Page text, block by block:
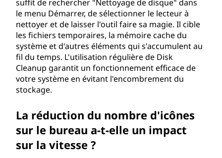
suffit de rechercher "Nettoyage de disque" dans
le menu Démarrer, de sélectionner le lecteur à
nettoyer et de laisser l'outil faire sa magie. Il cible
les fichiers temporaires, la mémoire cache du
système et d'autres éléments qui s'accumulent au
fil du temps. L'utilisation régulière de Disk
Cleanup garantit un fonctionnement efficace de
votre système en évitant l'encombrement du
stockage.
La réduction du nombre d'icônes
sur le bureau a-t-elle un impact
sur la vitesse ?